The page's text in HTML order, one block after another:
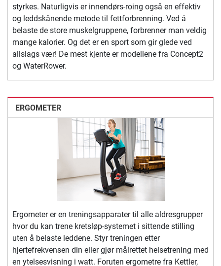
styrkes. Naturligvis er innendørs-roing også en effektiv
og leddskånende metode til fettforbrenning. Ved å
belaste de store muskelgruppene, forbrenner man veldig
mange kalorier. Og det er en sport som gir glede ved
allslags vær! De mest kjente er modellene fra Concept2
og WaterRower.
ERGOMETER
Ergometer er en treningsapparater til alle aldresgrupper
hvor du kan trene kretsløp-systemet i sittende stilling
uten å belaste leddene. Styr treningen etter
hjertefrekvensen din eller gjør målrettet helsetrening med
en ytelsesvisning i watt. Foruten ergometre fra Kettler,